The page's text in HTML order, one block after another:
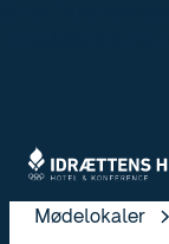
Mødelokaler